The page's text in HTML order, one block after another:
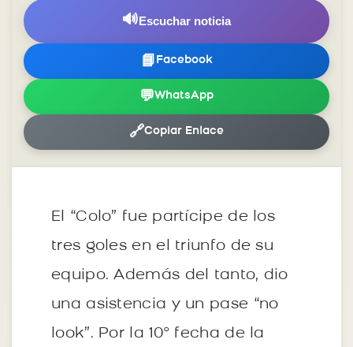
🔊Escuchar noticia
📘 Facebook
💬WhatsApp
🔗Copiar Enlace
El “Colo” fue partícipe de los
tres goles en el triunfo de su
equipo. Además del tanto, dio
una asistencia y un pase “no
look”. Por la 10° fecha de la